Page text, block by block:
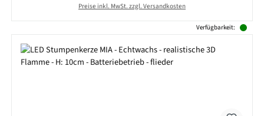
Preise inkl. MwSt. zzgl. Versandkosten
Verfügbarkeit: